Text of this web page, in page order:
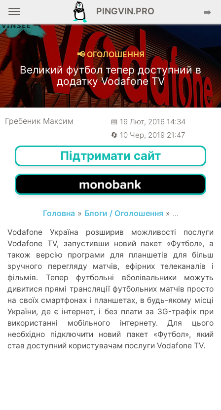
PINGVIN.PRO ➡️
📢 ОГОЛОШЕННЯ
Великий футбол тепер доступний в
додатку Vodafone TV
Гребеник Максим
📅 19 Лют, 2016 14:34
🔄 10 Чер, 2019 21:47
Підтримати сайт
Головна» Блоги / Оголошення » ...
Vodafone Україна розширив можливості послуги
Vodafone TV, запустивши новий пакет «Футбол», а
також версію програми для планшетів для більш
зручного перегляду матчів, ефірних телеканалів і
фільмів. Тепер футбольні вболівальники можуть
дивитися прямі трансляції футбольних матчів просто
на своїх смартфонах і планшетах, в будь-якому місці
України, де є інтернет, і без плати за 3G-трафік при
використанні мобільного інтернету. Для цього
необхідно підключити новий пакет «Футбол», який
став доступний користувачам послуги Vodafone TV.